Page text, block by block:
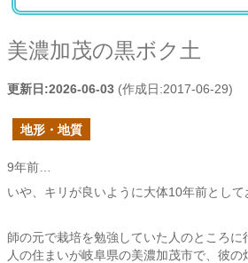
美濃加茂の黒ボク土
更新日:2026-06-03 (作成日:2017-06-29)
地形・地質
9年前…
いや、キリが良いように大体10年前として
師の元で栽培を勉強していた人のところ
人の住まいが岐阜県の美濃加茂市で、彼の